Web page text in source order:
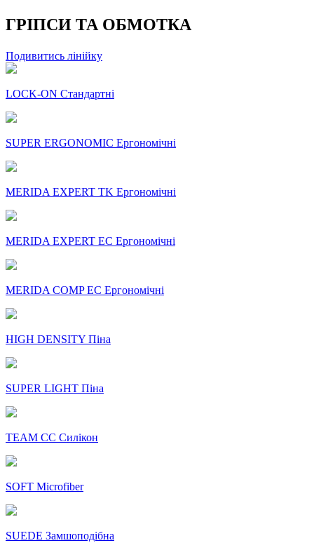
ГРІПСИ ТА ОБМОТКА
Подивитись лінійку
LOCK-ON Стандартні
SUPER ERGONOMIC Ергономічні
MERIDA EXPERT TK Ергономічні
MERIDA EXPERT EC Ергономічні
MERIDA COMP EC Ергономічні
HIGH DENSITY Піна
SUPER LIGHT Піна
TEAM CC Силікон
SOFT Microfiber
SUEDE Замшоподібна